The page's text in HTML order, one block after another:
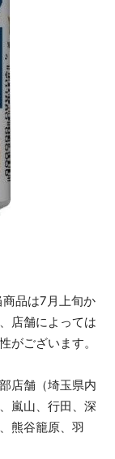
品は7月上旬か
店舗によっては
がございます。
店舗（埼玉県内
嵐山、行田、深
熊谷籠原、羽